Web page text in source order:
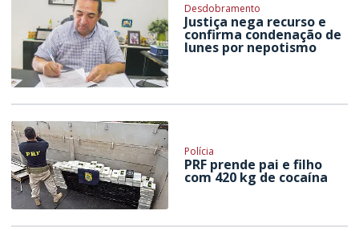
Desdobramento
Justiça nega recurso e
confirma condenação de
Iunes por nepotismo
Polícia
PRF prende pai e filho
com 420 kg de cocaína